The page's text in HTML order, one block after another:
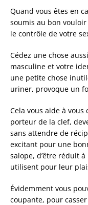
Quand vous êtes en
soumis au bon
le contrôle de votre
Cédez une chose
masculine et votre
une petite chose
uriner, provoque un
Cela vous aide à
porteur de la clef,
sans attendre de
excitant pour une
salope, d’être réduit
utilisent pour leur
Évidemment vous
coupante, pour